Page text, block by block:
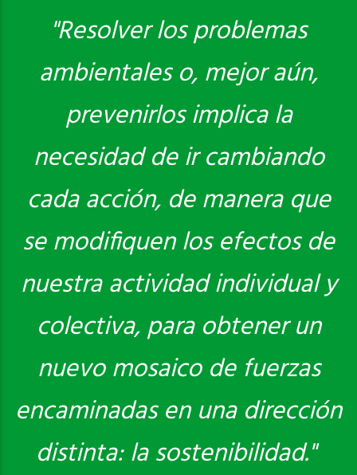
Saber más
"Resolver los problemas
ambientales o, mejor aún,
prevenirlos implica la
necesidad de ir cambiando
cada acción, de manera que
se modifiquen los efectos de
nuestra actividad individual y
colectiva, para obtener un
nuevo mosaico de fuerzas
encaminadas en una dirección
distinta: la sostenibilidad."